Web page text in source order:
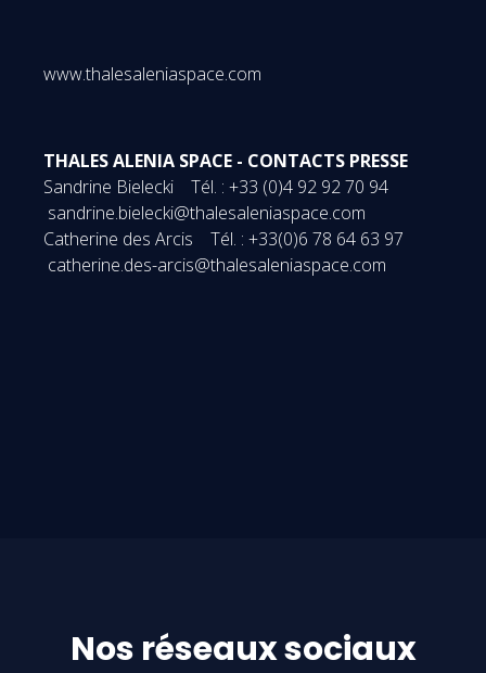
www.thalesaleniaspace.com
THALES ALENIA SPACE - CONTACTS PRESSE
Sandrine Bielecki Tél. : +33 (0)4 92 92 70 94
sandrine.bielecki@thalesaleniaspace.com
Catherine des Arcis Tél. : +33(0)6 78 64 63 97
catherine.des-arcis@thalesaleniaspace.com
Nos réseaux sociaux